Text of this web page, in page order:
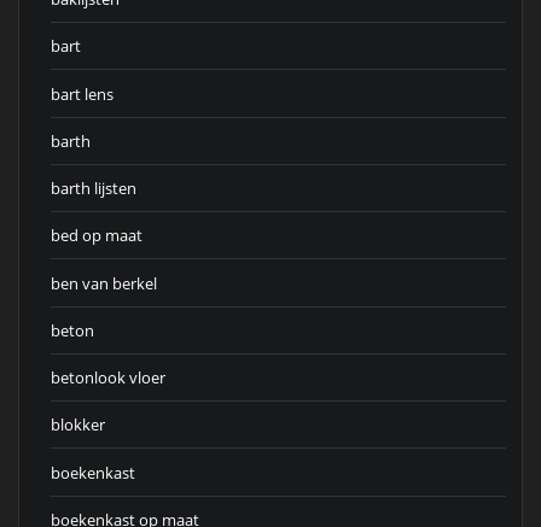
bart
bart lens
barth
barth lijsten
bed op maat
ben van berkel
beton
betonlook vloer
blokker
boekenkast
boekenkast op maat